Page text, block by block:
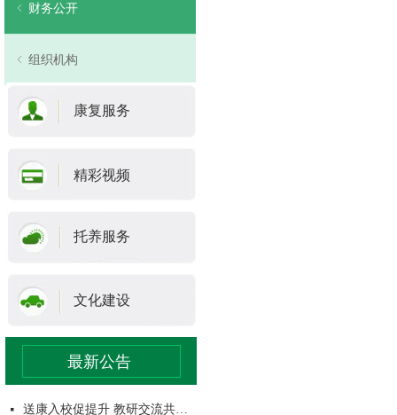
ꁆ 财务公开
ꁆ 组织机构
最新公告
刘恩举在调研民生领域工作时强调：牢记为民初心 做实结对帮扶 让高质量发展成果惠及千家万户
넷
压实安全责任，护航平安假期—市残联开展五一节前安全检查
医体联动护特奥，温情保障暖人心——市残联携手卫健委为特奥集训运动员提供医疗保障
以法为基护残障 精准普法暖人心
暖心义剪 从“头”焕新 科技赋能阅读 书香温暖心灵——市残联举办残疾人全民阅读活动
点亮自强路 共赴新征程 2026年度国家机关普法责任清单听，这是幸福的声音！我市73名听力残疾人获专业助听器适配服务
康复服务
精彩视频
托养服务
文化建设